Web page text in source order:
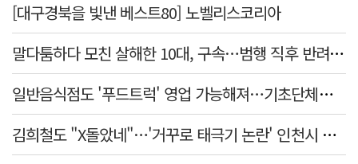
[대구경북을 빛낸 베스트80] 노벨리스코리아
말다툼하다 모친 살해한 10대, 구속…범행 직후 반려견도 죽여
일반음식점도 '푸드트럭' 영업 가능해져…기초단체별 조례 개정 움직임
김희철도 "X돌았네"…'거꾸로 태극기 논란' 인천시 현수막, 이틀 만에 철거